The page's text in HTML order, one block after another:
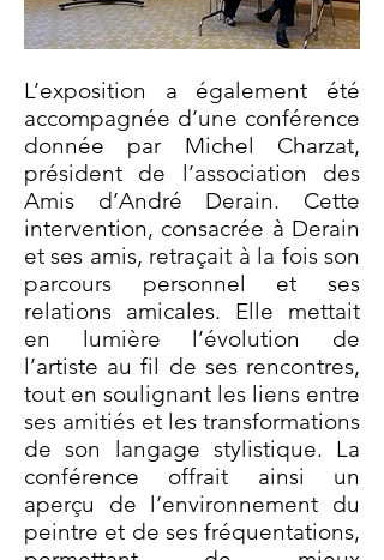
L’exposition a également été
accompagnée d’une conférence
donnée par Michel Charzat,
président de l’association des
Amis d’André Derain. Cette
intervention, consacrée à Derain
et ses amis, retraçait à la fois son
parcours personnel et ses
relations amicales. Elle mettait
en lumière l’évolution de
l’artiste au fil de ses rencontres,
tout en soulignant les liens entre
ses amitiés et les transformations
de son langage stylistique. La
conférence offrait ainsi un
aperçu de l’environnement du
peintre et de ses fréquentations,